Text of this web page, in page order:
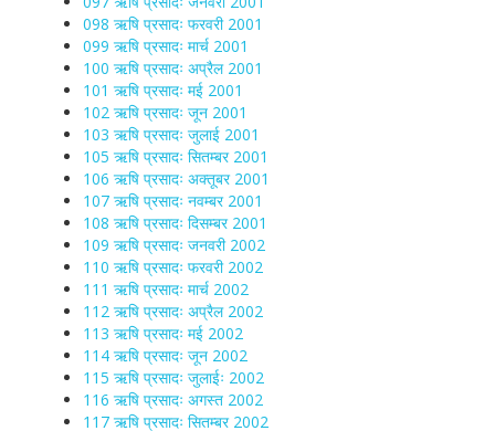
098 ऋषि प्रसादः फरवरी 2001
099 ऋषि प्रसादः मार्च 2001
100 ऋषि प्रसादः अप्रैल 2001
101 ऋषि प्रसादः मई 2001
102 ऋषि प्रसादः जून 2001
103 ऋषि प्रसादः जुलाई 2001
105 ऋषि प्रसादः सितम्बर 2001
106 ऋषि प्रसादः अक्तूबर 2001
107 ऋषि प्रसादः नवम्बर 2001
108 ऋषि प्रसादः दिसम्बर 2001
109 ऋषि प्रसादः जनवरी 2002
110 ऋषि प्रसादः फरवरी 2002
111 ऋषि प्रसादः मार्च 2002
112 ऋषि प्रसादः अप्रैल 2002
113 ऋषि प्रसादः मई 2002
114 ऋषि प्रसादः जून 2002
115 ऋषि प्रसादः जुलाईः 2002
116 ऋषि प्रसादः अगस्त 2002
117 ऋषि प्रसादः सितम्बर 2002